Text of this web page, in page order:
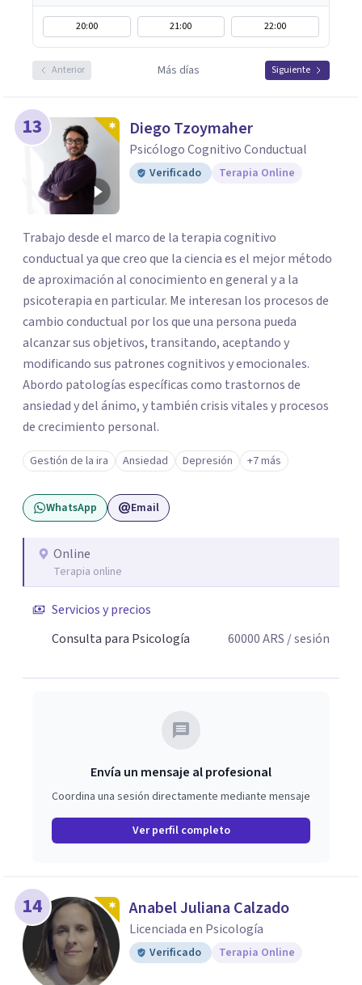
20:00 21:00 22:00
Anterior Más días Siguiente
13 Diego Tzoymaher
Psicólogo Cognitivo Conductual
Verificado Terapia Online
Trabajo desde el marco de la terapia cognitivo
conductual ya que creo que la ciencia es el mejor método
de aproximación al conocimiento en general y a la
psicoterapia en particular. Me interesan los procesos de
cambio conductual por los que una persona pueda
alcanzar sus objetivos, transitando, aceptando y
modificando sus patrones cognitivos y emocionales.
Abordo patologías específicas como trastornos de
ansiedad y del ánimo, y también crisis vitales y procesos
de crecimiento personal.
Gestión de la ira Ansiedad Depresión +7 más
WhatsApp Email
Online
Terapia online
Servicios y precios
Consulta para Psicología
60000ARS / sesión
Envía un mensaje al profesional
Coordina una sesión directamente mediante mensaje
Ver perfil completo
14 Anabel Juliana Calzado
Licenciada en Psicología
Verificado Terapia Online